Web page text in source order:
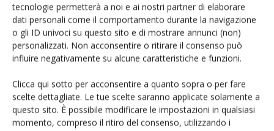
tecnologie permetterà a noi e ai nostri partner di elaborare
dati personali come il comportamento durante la navigazione
o gli ID univoci su questo sito e di mostrare annunci (non)
personalizzati. Non acconsentire o ritirare il consenso può
influire negativamente su alcune caratteristiche e funzioni.
Clicca qui sotto per acconsentire a quanto sopra o per fare
scelte dettagliate. Le tue scelte saranno applicate solamente a
questo sito. È possibile modificare le impostazioni in qualsiasi
momento, compreso il ritiro del consenso, utilizzando i